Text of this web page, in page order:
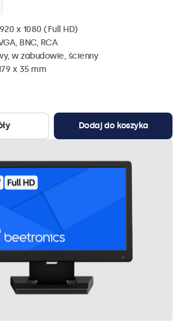
x 1080 (Full HD)
BNC, RCA
w zabudowie, ścienny
x 35 mm
Dodaj do koszyka